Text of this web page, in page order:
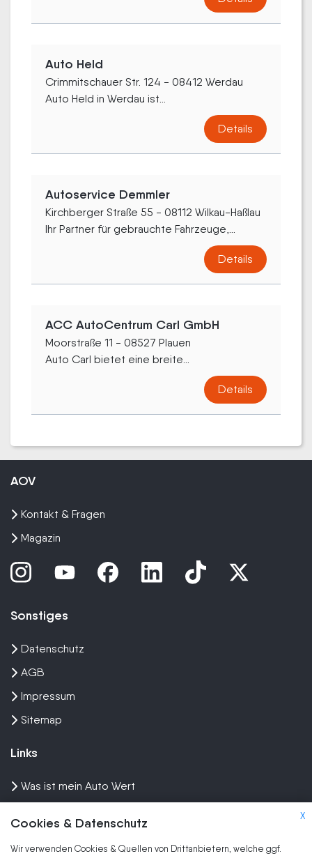
Auto Held
Crimmitschauer Str. 124 - 08412 Werdau
Auto Held in Werdau ist...
Details
Autoservice Demmler
Kirchberger Straße 55 - 08112 Wilkau-Haßlau
Ihr Partner für gebrauchte Fahrzeuge,...
Details
ACC AutoCentrum Carl GmbH
Moorstraße 11 - 08527 Plauen
Auto Carl bietet eine breite...
Details
X
Cookies & Datenschutz
Wir verwenden Cookies & Quellen von Drittanbietern, welche ggf.
AOV
Kontakt & Fragen
Magazin
Sonstiges
Datenschutz
AGB
Impressum
Sitemap
Links
Was ist mein Auto Wert